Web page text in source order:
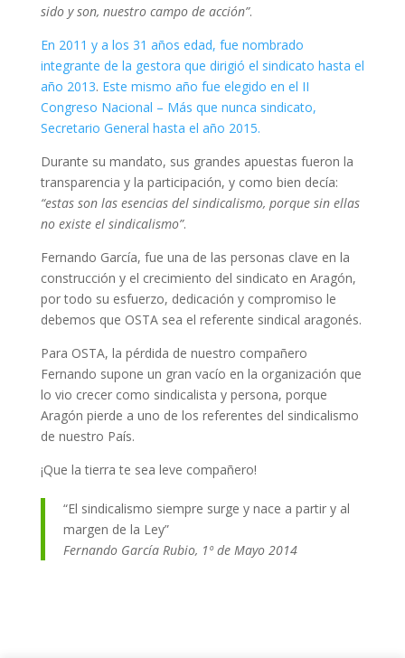
sido y son, nuestro campo de acción”.
En 2011 y a los 31 años edad, fue nombrado
integrante de la gestora que dirigió el sindicato hasta el
año 2013. Este mismo año fue elegido en el II
Congreso Nacional – Más que nunca sindicato,
Secretario General hasta el año 2015.
Durante su mandato, sus grandes apuestas fueron la
transparencia y la participación, y como bien decía:
“estas son las esencias del sindicalismo, porque sin ellas
no existe el sindicalismo”.
Fernando García, fue una de las personas clave en la
construcción y el crecimiento del sindicato en Aragón,
por todo su esfuerzo, dedicación y compromiso le
debemos que OSTA sea el referente sindical aragonés.
Para OSTA, la pérdida de nuestro compañero
Fernando supone un gran vacío en la organización que
lo vio crecer como sindicalista y persona, porque
Aragón pierde a uno de los referentes del sindicalismo
de nuestro País.
¡Que la tierra te sea leve compañero!
“El sindicalismo siempre surge y nace a partir y al
margen de la Ley”
Fernando García Rubio, 1º de Mayo 2014